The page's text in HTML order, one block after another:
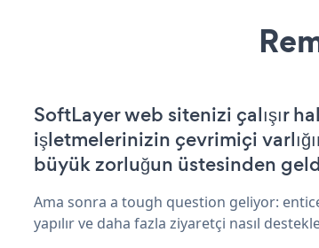
SoftLayer web sitenizi çalışır
işletmelerinizin çevrimiçi
büyük zorluğun üstesinden
Ama sonra a tough question geliyor:
yapılır ve daha fazla ziyaretçi nasıl